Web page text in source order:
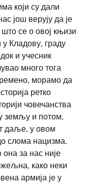
који су дали
још верују да је
се о овој књизи
Кладову, граду
и учесник
много тога
морамо да
ретко
човечанства
земљу и потом,
даље, у овом
слома нацизма.
за нас није
како неки
армија је у